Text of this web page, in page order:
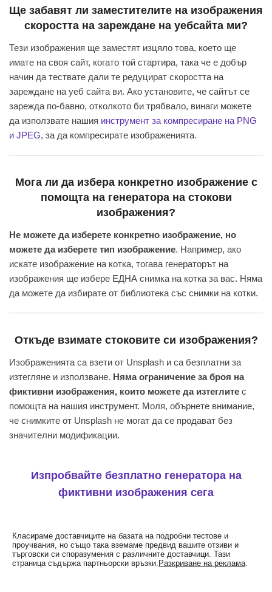
Ще забавят ли заместителите на изображения
скоростта на зареждане на уебсайта ми?
Тези изображения ще заместят изцяло това, което ще
имате на своя сайт, когато той стартира, така че е добър
начин да тествате дали те редуцират скоростта на
зареждане на уеб сайта ви. Ако установите, че сайтът се
зарежда по-бавно, отколкото би трябвало, винаги можете
да използвате нашия инструмент за компресиране на PNG
и JPEG, за да компресирате изображенията.
Мога ли да избера конкретно изображение с
помощта на генератора на стокови
изображения?
Не можете да изберете конкретно изображение, но
можете да изберете тип изображение. Например, ако
искате изображение на котка, тогава генераторът на
изображения ще избере ЕДНА снимка на котка за вас. Няма
да можете да избирате от библиотека със снимки на котки.
Откъде взимате стоковите си изображения?
Изображенията са взети от Unsplash и са безплатни за
изтегляне и използване. Няма ограничение за броя на
фиктивни изображения, които можете да изтеглите с
помощта на нашия инструмент. Моля, обърнете внимание,
че снимките от Unsplash не могат да се продават без
значителни модификации.
Изпробвайте безплатно генератора на
фиктивни изображения сега
Класираме доставчиците на базата на подробни тестове и
проучвания, но също така вземаме предвид вашите отзиви и
търговски си споразумения с различните доставчици. Тази
страница съдържа партньорски връзки. Разкриване на реклама